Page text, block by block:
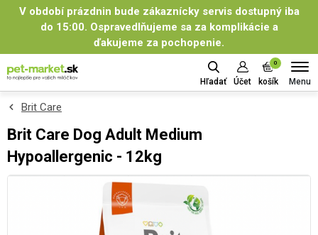
V období prázdnin bude zákaznícky servis dostupný iba
do 15:00. Ospravedlňujeme sa za komplikácie a
ďakujeme za pochopenie.
Hľadať Účet
0
košík Menu
Brit Care
Brit Care Dog Adult Medium
Hypoallergenic - 12kg